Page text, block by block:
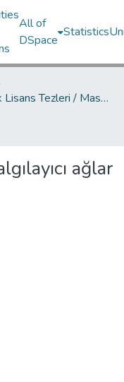
All of
DSpace
Statistics
Yüksek Lisans Tezleri / Master's Theses
ağlar